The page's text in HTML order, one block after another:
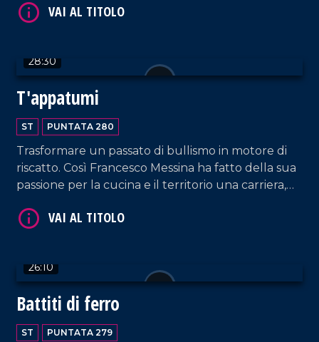
puntata.
28:30
T'appatumi
ST PUNTATA 280
Trasformare un passato di bullismo in motore di
riscatto. Così Francesco Messina ha fatto della sua
passione per la cucina e il territorio una carriera,
dai confini regionali, grazie ai suoi contenuti social
26:10
Battiti di ferro
ST PUNTATA 279
VAI AL TITOLO
VAI AL TITOLO